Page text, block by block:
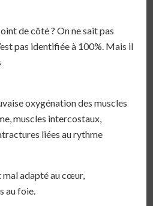
de côté ? On ne sait pas
pas identifiée à 100%. Mais il
oxygénation des muscles
muscles intercostaux,
liées au rythme
adapté au cœur,
au foie.⁣